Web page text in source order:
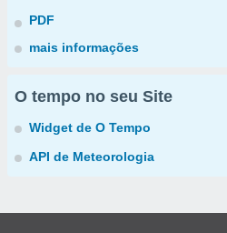
PDF
mais informações
O tempo no seu Site
Widget de O Tempo
API de Meteorologia